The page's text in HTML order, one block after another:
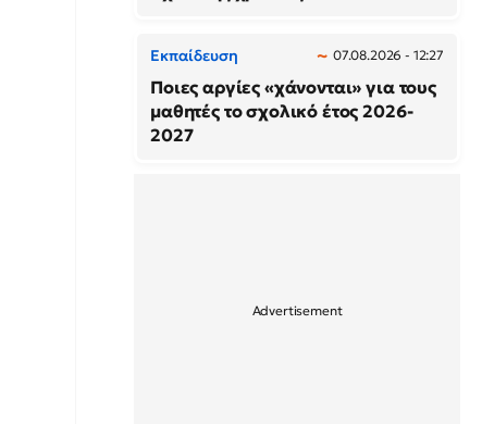
Εκπαίδευση 07.08.2026 - 12:27
Ποιες αργίες «χάνονται» για τους
μαθητές το σχολικό έτος 2026-
2027